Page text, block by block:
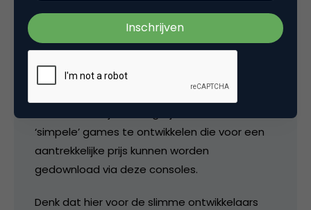
@Seth (nummer 2): In principe kunnen ook
games voor de Xbox 360, PS3 en Wii worden
investeringen nodig zijn. Zaken als Xbox Live
Arcade (via het zogenaamde Marketplace)
‘simpele’ games te ontwikkelen die voor een
aantrekkelijke prijs kunnen worden
gedownload via deze consoles.
Denk dat hier voor de slimme ontwikkelaars